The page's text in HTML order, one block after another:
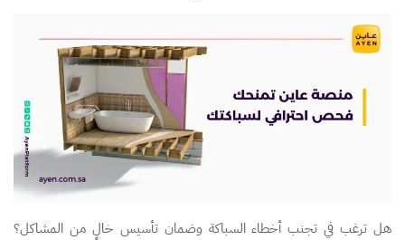
هل ترغب في تجنب أخطاء السباكة وضمان تأسيس خالٍ من المشاكل؟